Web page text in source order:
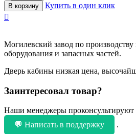
В корзину
Купить в один клик

Могилевский завод по
оборудования и запасных частей.
Дверь кабины низкая цена,
Заинтересовал товар?
Наши менеджеры проконсультируют
💬 Написать в поддержку
.